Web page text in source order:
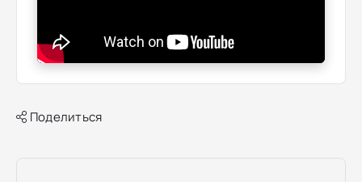
Поделиться